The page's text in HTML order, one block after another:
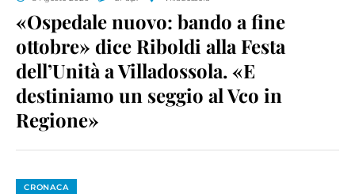
«Ospedale nuovo: bando a fine
ottobre» dice Riboldi alla Festa
dell’Unità a Villadossola. «E
destiniamo un seggio al Vco in
Regione»
CRONACA